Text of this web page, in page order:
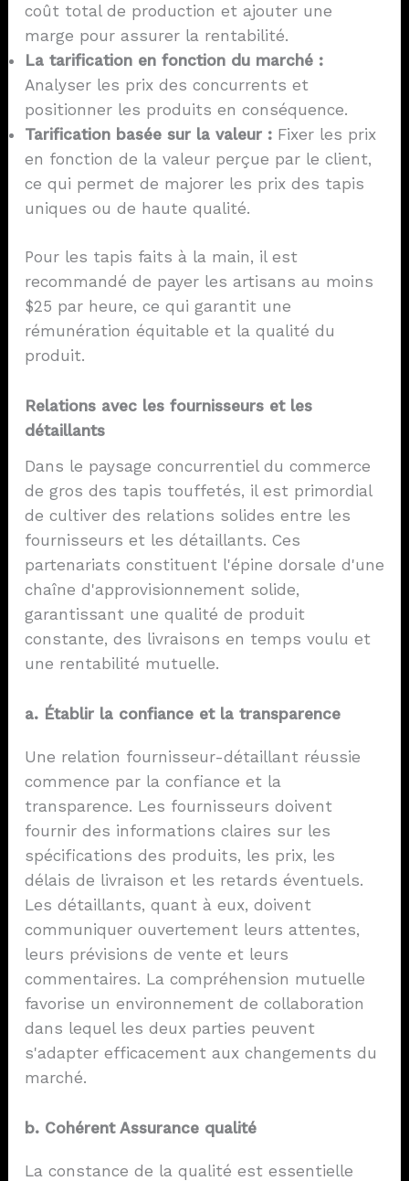
coût total de production et ajouter une
marge pour assurer la rentabilité.
La tarification en fonction du marché :
Analyser les prix des concurrents et
positionner les produits en conséquence.
Tarification basée sur la valeur :Fixer les prix
en fonction de la valeur perçue par le client,
ce qui permet de majorer les prix des tapis
uniques ou de haute qualité.
Pour les tapis faits à la main, il est
recommandé de payer les artisans au moins
$25 par heure, ce qui garantit une
rémunération équitable et la qualité du
produit.
Relations avec les fournisseurs et les
détaillants
Dans le paysage concurrentiel du commerce
de gros des tapis touffetés, il est primordial
de cultiver des relations solides entre les
fournisseurs et les détaillants. Ces
partenariats constituent l'épine dorsale d'une
chaîne d'approvisionnement solide,
garantissant une qualité de produit
constante, des livraisons en temps voulu et
une rentabilité mutuelle.
a. Établir la confiance et la transparence
Une relation fournisseur-détaillant réussie
commence par la confiance et la
transparence. Les fournisseurs doivent
fournir des informations claires sur les
spécifications des produits, les prix, les
délais de livraison et les retards éventuels.
Les détaillants, quant à eux, doivent
communiquer ouvertement leurs attentes,
leurs prévisions de vente et leurs
commentaires. La compréhension mutuelle
favorise un environnement de collaboration
dans lequel les deux parties peuvent
s'adapter efficacement aux changements du
marché.
b. Cohérent Assurance qualité
La constance de la qualité est essentielle